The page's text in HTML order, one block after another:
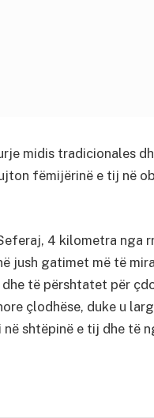
midis tradicionales
fëmijërinë e tij në
4 kilometra nga
jush gatimet më të
të përshtatet për
çlodhëse, duke u
shtëpinë e tij dhe të